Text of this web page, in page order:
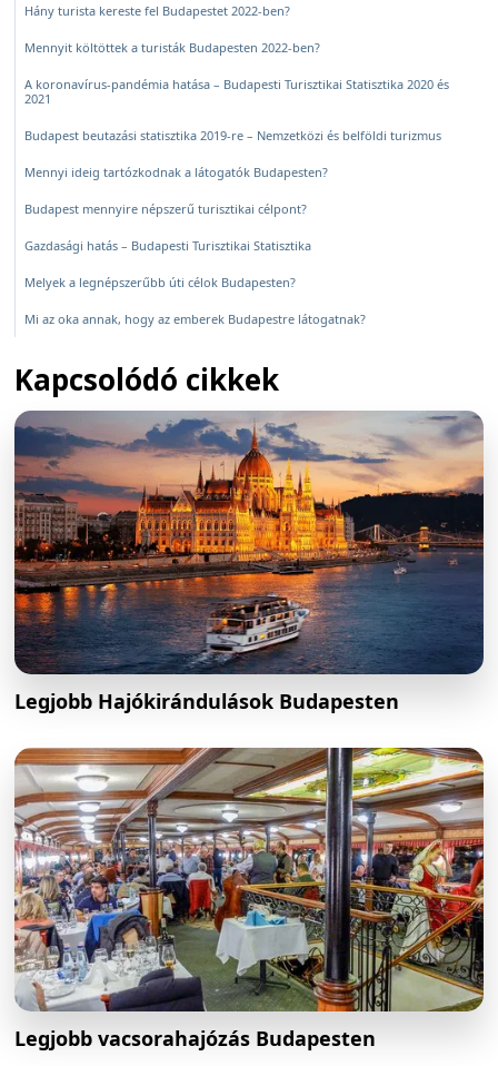
Hány turista kereste fel Budapestet 2022-ben?
Mennyit költöttek a turisták Budapesten 2022-ben?
A koronavírus-pandémia hatása – Budapesti Turisztikai Statisztika 2020 és
2021
Budapest beutazási statisztika 2019-re – Nemzetközi és belföldi turizmus
Mennyi ideig tartózkodnak a látogatók Budapesten?
Budapest mennyire népszerű turisztikai célpont?
Gazdasági hatás – Budapesti Turisztikai Statisztika
Melyek a legnépszerűbb úti célok Budapesten?
Mi az oka annak, hogy az emberek Budapestre látogatnak?
Kapcsolódó cikkek
Legjobb Hajókirándulások Budapesten
Legjobb vacsorahajózás Budapesten